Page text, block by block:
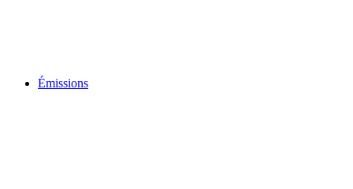
Émissions